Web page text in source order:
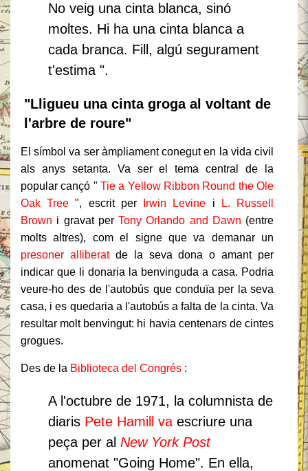
No veig una cinta blanca, sinó
moltes. Hi ha una cinta blanca a
cada branca. Fill, algú segurament
t'estima ".
"Lligueu una cinta groga al voltant de
l'arbre de roure"
El símbol va ser àmpliament conegut en la vida civil
als anys setanta.
Va ser el tema central de la
popular cançó " Tie a Yellow Ribbon Round the Ole
Oak Tree ", escrit per Irwin Levine i
L. Russell
Brown i gravat per Tony Orlando and Dawn (entre
molts altres), com el signe que va demanar un
presoner alliberatde la seva dona o amant per
indicar que li donaria la benvinguda a casa. Podria
veure-ho des de l'autobús que conduïa per la seva
casa, i es quedaria a l'autobús a falta de la cinta. Va
resultar molt benvingut: hi havia centenars de cintes
grogues.
Des de la Biblioteca del Congrés :
A l'octubre de 1971, la columnista de
diaris Pete Hamill va escriure una
peça per al New York Post
anomenat "Going Home". En ella,